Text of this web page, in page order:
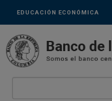
Pasar al contenido principal
Links
secundarios
EDUCACIÓN ECONÓMICA